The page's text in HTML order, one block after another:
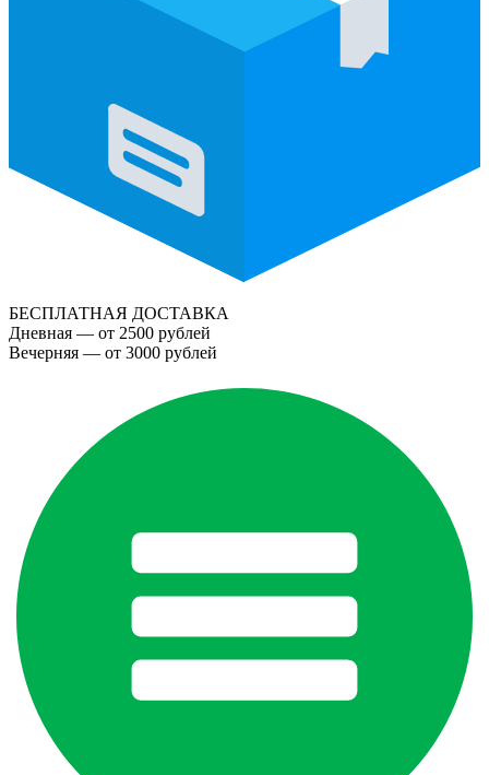
БЕСПЛАТНАЯ ДОСТАВКА
Дневная — от 2500 рублей
Вечерняя — от 3000 рублей